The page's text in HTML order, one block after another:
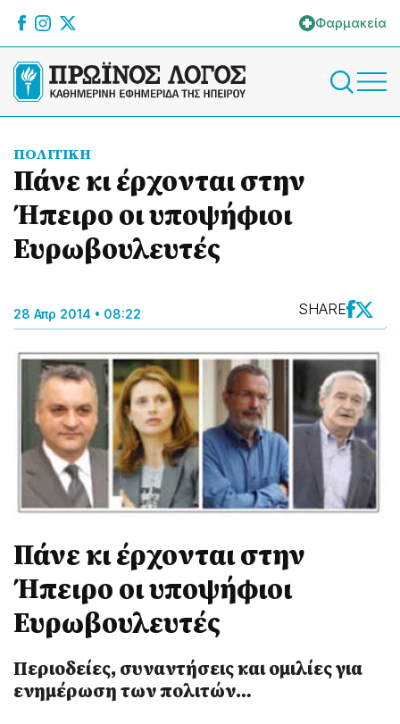
Φαρμακεία
ΠΟΛΙΤΙΚΗ
Πάνε κι έρχονται στην
Ήπειρο οι υποψήφιοι
Ευρωβουλευτές
28 Απρ 2014 • 08:22 SHARE
Πάνε κι έρχονται στην
Ήπειρο οι υποψήφιοι
Ευρωβουλευτές
Περιοδείες, συναντήσεις και ομιλίες για
ενημέρωση των πολιτών…